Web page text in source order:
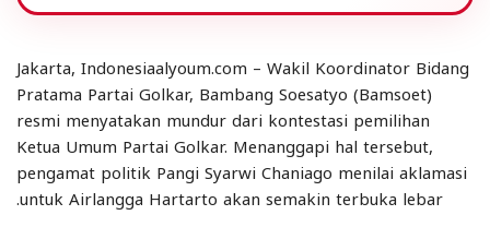
Jakarta, Indonesiaalyoum.com – Wakil Koordinator Bidang
Pratama Partai Golkar, Bambang Soesatyo (Bamsoet)
resmi menyatakan mundur dari kontestasi pemilihan
Ketua Umum Partai Golkar. Menanggapi hal tersebut,
pengamat politik Pangi Syarwi Chaniago menilai aklamasi
untuk Airlangga Hartarto akan semakin terbuka lebar.